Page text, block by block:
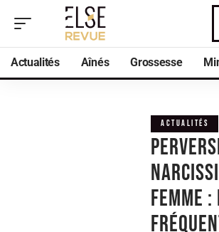
Actualités Aînés Grossesse
ACTUALITÉS
femme